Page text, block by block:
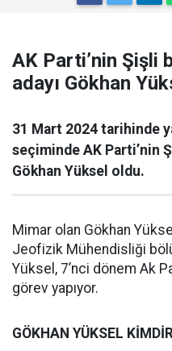
AK Parti’nin Şişli
adayı Gökhan
31 Mart 2024 tarihinde
seçiminde AK Parti’nin
Gökhan Yüksel oldu.
Mimar olan Gökhan
Jeofizik Mühendisliği
Yüksel, 7’nci dönem Ak
görev yapıyor.
GÖKHAN YÜKSEL